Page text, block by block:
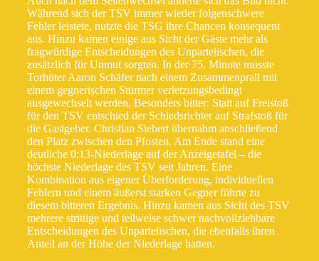
Während sich der TSV immer wieder folgenschwere
Fehler leistete, nutzte die TSG ihre Chancen konsequent
aus. Hinzu kamen einige aus Sicht der Gäste mehr als
fragwürdige Entscheidungen des Unparteiischen, die
zusätzlich für Unmut sorgten. In der 75. Minute musste
Torhüter Aaron Schäfer nach einem Zusammenprall mit
einem gegnerischen Stürmer verletzungsbedingt
ausgewechselt werden. Besonders bitter: Statt auf Freistoß
für den TSV entschied der Schiedsrichter auf Strafstoß für
die Gastgeber. Christian Siebert übernahm anschließend
den Platz zwischen den Pfosten. Am Ende stand eine
deutliche 0:13-Niederlage auf der Anzeigetafel – die
höchste Niederlage des TSV seit Jahren. Eine
Kombination aus eigener Überforderung, individuellen
Fehlern und einem äußerst starken Gegner führte zu
diesem bitteren Ergebnis. Hinzu kamen aus Sicht des TSV
mehrere strittige und teilweise schwer nachvollziehbare
Entscheidungen des Unparteiischen, die ebenfalls ihren
Anteil an der Höhe der Niederlage hatten.